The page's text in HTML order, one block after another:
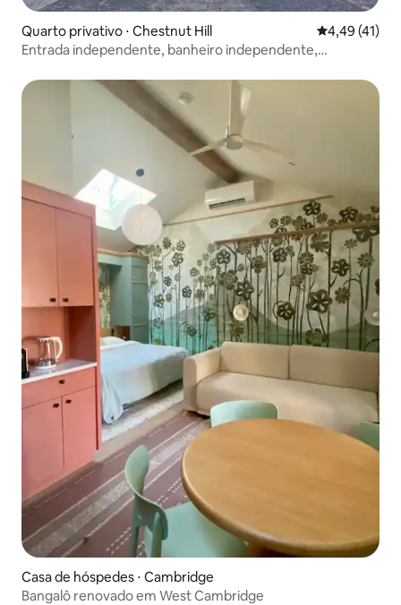
Quarto privativo ⋅ Chestnut Hill 4,49 de uma
4,49 (41)
Entrada independente, banheiro independente,
Casa de hóspedes ⋅ Cambridge
Bangalô renovado em West Cambridge